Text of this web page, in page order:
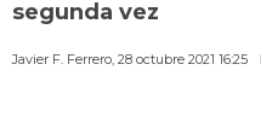
segunda vez
Javier F. Ferrero, 28 octubre 2021 16:25